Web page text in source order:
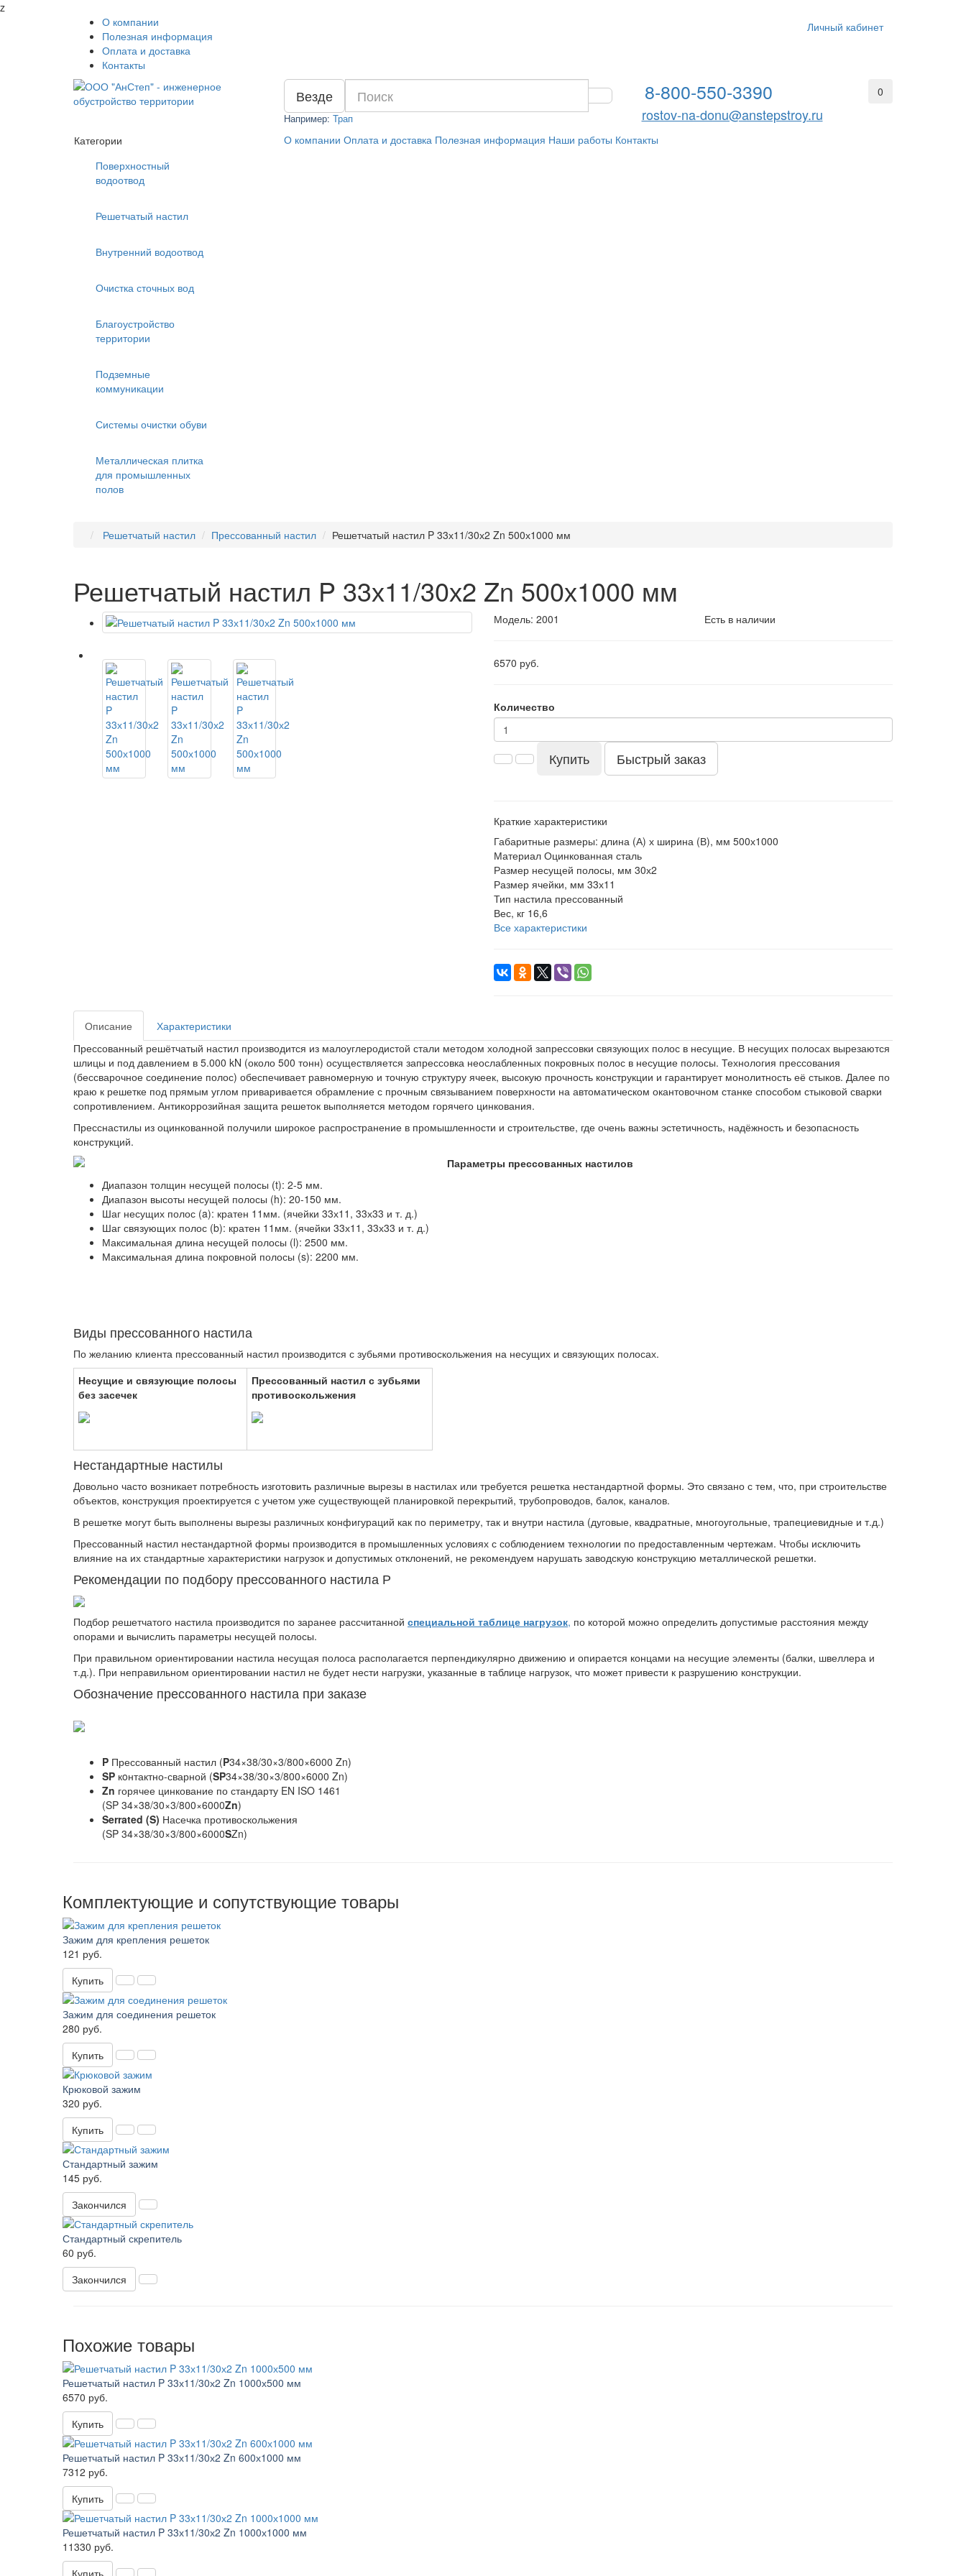
z
Личный кабинет
О компании
Полезная информация
Оплата и доставка
Контакты
8-800-550-3390
rostov-na-donu@anstepstroy.ru
0
Везде
Например: Трап
О компании Оплата и доставка Полезная информация Наши работы Контакты
Категории
Поверхностный
водоотвод
Решетчатый настил
Внутренний водоотвод
Очистка сточных вод
Благоустройство
территории
Подземные
коммуникации
Системы очистки обуви
Металлическая плитка
для промышленных
полов
Решетчатый настил Прессованный настил Решетчатый настил P 33х11/30х2 Zn 500х1000 мм
Решетчатый настил P 33х11/30х2 Zn 500х1000 мм
Модель: 2001 Есть в наличии
6570 руб.
Количество
Купить Быстрый заказ
Краткие характеристики
Габаритные размеры: длина (А) х ширина (В), мм 500х1000
Материал Оцинкованная сталь
Размер несущей полосы, мм 30х2
Размер ячейки, мм 33х11
Тип настила прессованный
Вес, кг 16,6
Все характеристики
Описание
Характеристики
Прессованный решётчатый настил производится из малоуглеродистой стали методом холодной запрессовки связующих полос в несущие. В несущих полосах вырезаются
шлицы и под давлением в 5.000 kN (около 500 тонн) осуществляется запрессовка неослабленных покровных полос в несущие полосы. Технология прессования
(бессварочное соединение полос) обеспечивает равномерную и точную структуру ячеек, высокую прочность конструкции и гарантирует монолитность её стыков. Далее по
краю к решетке под прямым углом приваривается обрамление с прочным связыванием поверхности на автоматическом окантовочном станке способом стыковой сварки
сопротивлением. Антикоррозийная защита решеток выполняется методом горячего цинкования.
Пресснастилы из оцинкованной получили широкое распространение в промышленности и строительстве, где очень важны эстетичность, надёжность и безопасность
конструкций.
Параметры прессованных настилов
Диапазон толщин несущей полосы (t): 2-5 мм.
Диапазон высоты несущей полосы (h): 20-150 мм.
Шаг несущих полос (a): кратен 11мм. (ячейки 33х11, 33х33 и т. д.)
Шаг связующих полос (b): кратен 11мм. (ячейки 33х11, 33х33 и т. д.)
Максимальная длина несущей полосы (l): 2500 мм.
Максимальная длина покровной полосы (s): 2200 мм.
Виды прессованного настила
По желанию клиента прессованный настил производится с зубьями противоскольжения на несущих и связующих полосах.
Несущие и связующие полосы
без засечек
Прессованный настил с зубьями
противоскольжения
Нестандартные настилы
Довольно часто возникает потребность изготовить различные вырезы в настилах или требуется решетка нестандартной формы. Это связано с тем, что, при строительстве
объектов, конструкция проектируется с учетом уже существующей планировкой перекрытий, трубопроводов, балок, каналов.
В решетке могут быть выполнены вырезы различных конфигураций как по периметру, так и внутри настила (дуговые, квадратные, многоугольные, трапециевидные и т.д.)
Прессованный настил нестандартной формы производится в промышленных условиях с соблюдением технологии по предоставленным чертежам. Чтобы исключить
влияние на их стандартные характеристики нагрузок и допустимых отклонений, не рекомендуем нарушать заводскую конструкцию металлической решетки.
Рекомендации по подбору пресcованного настила Р
Подбор решетчатого настила производится по заранее рассчитанной специальной таблице нагрузок, по которой можно определить допустимые расстояния между
опорами и вычислить параметры несущей полосы.
При правильном ориентировании настила несущая полоса располагается перпендикулярно движению и опирается концами на несущие элементы (балки, швеллера и
т.д.). При неправильном ориентировании настил не будет нести нагрузки, указанные в таблице нагрузок, что может привести к разрушению конструкции.
Обозначение прессованного настила при заказе
P Прессованный настил (P34×38/30×3/800×6000 Zn)
SP кoнтактно-сварной (SP34×38/30×3/800×6000 Zn)
Zn горячее цинкование по стандарту EN ISO 1461
(SP 34×38/30×3/800×6000Zn)
Serrated (S) Насечка противоскольжения
(SP 34×38/30×3/800×6000SZn)
Комплектующие и сопутствующие товары
Зажим для крепления решеток
121 руб.
Купить
Зажим для соединения решеток
280 руб.
Купить
Крюковой зажим
320 руб.
Купить
Стандартный зажим
145 руб.
Закончился
Стандартный скрепитель
60 руб.
Закончился
Похожие товары
Решетчатый настил P 33х11/30х2 Zn 1000х500 мм
6570 руб.
Купить
Решетчатый настил P 33х11/30х2 Zn 600х1000 мм
7312 руб.
Купить
Решетчатый настил P 33х11/30х2 Zn 1000х1000 мм
11330 руб.